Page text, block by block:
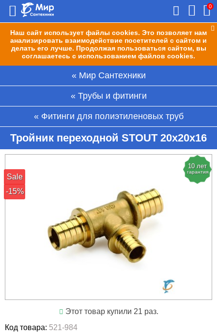
Наш сайт использует файлы cookies. Это позволяет нам
анализировать взаимодействие посетителей с сайтом и
делать его лучше. Продолжая пользоваться сайтом, вы
соглашаетесь с использованием файлов cookies.
0
Мир Сантехники
Трубы и фитинги
Фитинги для полиэтиленовых труб
Тройник переходной STOUT 20х20х16
-15%
Sale
10 лет
гарантия
Этот товар купили 21 раз.
Код товара: 521-984